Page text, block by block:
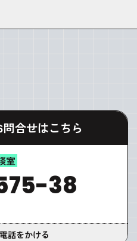
合せはこちら
室
38
話をかける